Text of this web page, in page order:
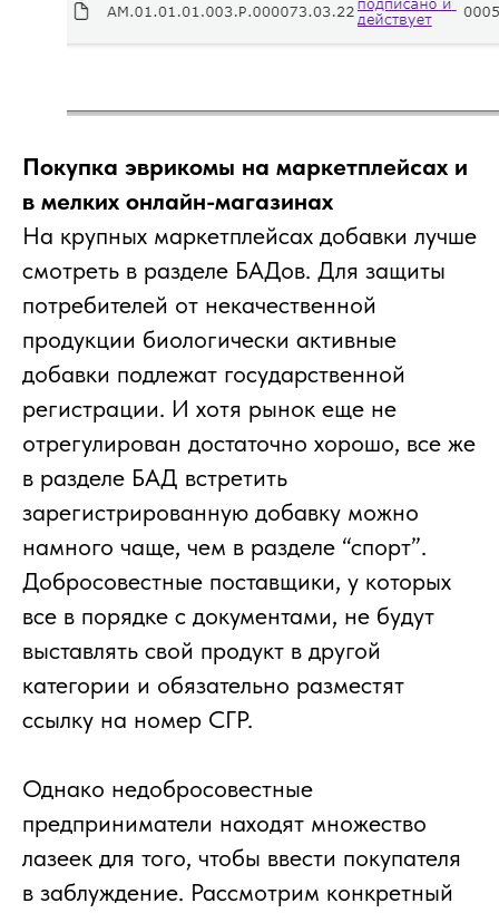
Покупка эврикомы на маркетплейсах и
в мелких онлайн-магазинах
На крупных маркетплейсах добавки лучше
смотреть в разделе БАДов. Для защиты
потребителей от некачественной
продукции биологически активные
добавки подлежат государственной
регистрации. И хотя рынок еще не
отрегулирован достаточно хорошо, все же
в разделе БАД встретить
зарегистрированную добавку можно
намного чаще, чем в разделе “спорт”.
Добросовестные поставщики, у которых
все в порядке с документами, не будут
выставлять свой продукт в другой
категории и обязательно разместят
ссылку на номер СГР.
Однако недобросовестные
предприниматели находят множество
лазеек для того, чтобы ввести покупателя
в заблуждение. Рассмотрим конкретный